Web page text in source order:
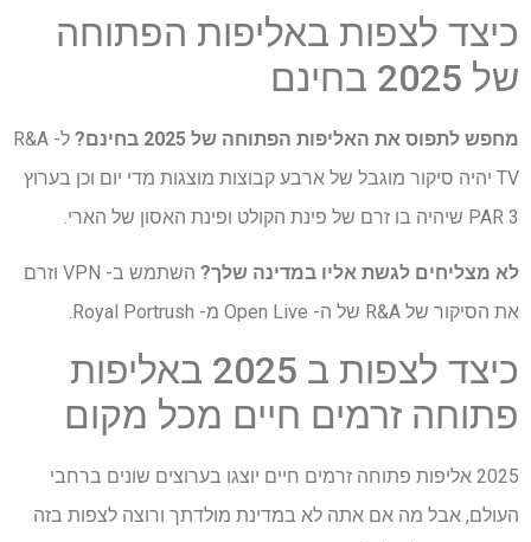
כיצד לצפות באליפות הפתוחה
של 2025 בחינם
מחפש לתפוס את האליפות הפתוחה של 2025 בחינם?
ל- R&A
TV יהיה סיקור מוגבל של ארבע קבוצות מוצגות מדי יום וכן בערוץ
PAR 3 שיהיה בו זרם של פינת הקולט ופינת האסון של הארי.
לא מצליחים לגשת אליו במדינה שלך?
השתמש ב- VPN וזרם
את הסיקור של R&A של ה- Open Live מ- Royal Portrush.
כיצד לצפות ב 2025 באליפות
פתוחה זרמים חיים מכל מקום
2025 אליפות פתוחה זרמים חיים יוצגו בערוצים שונים ברחבי
העולם, אבל מה אם אתה לא במדינת מולדתך ורוצה לצפות בזה